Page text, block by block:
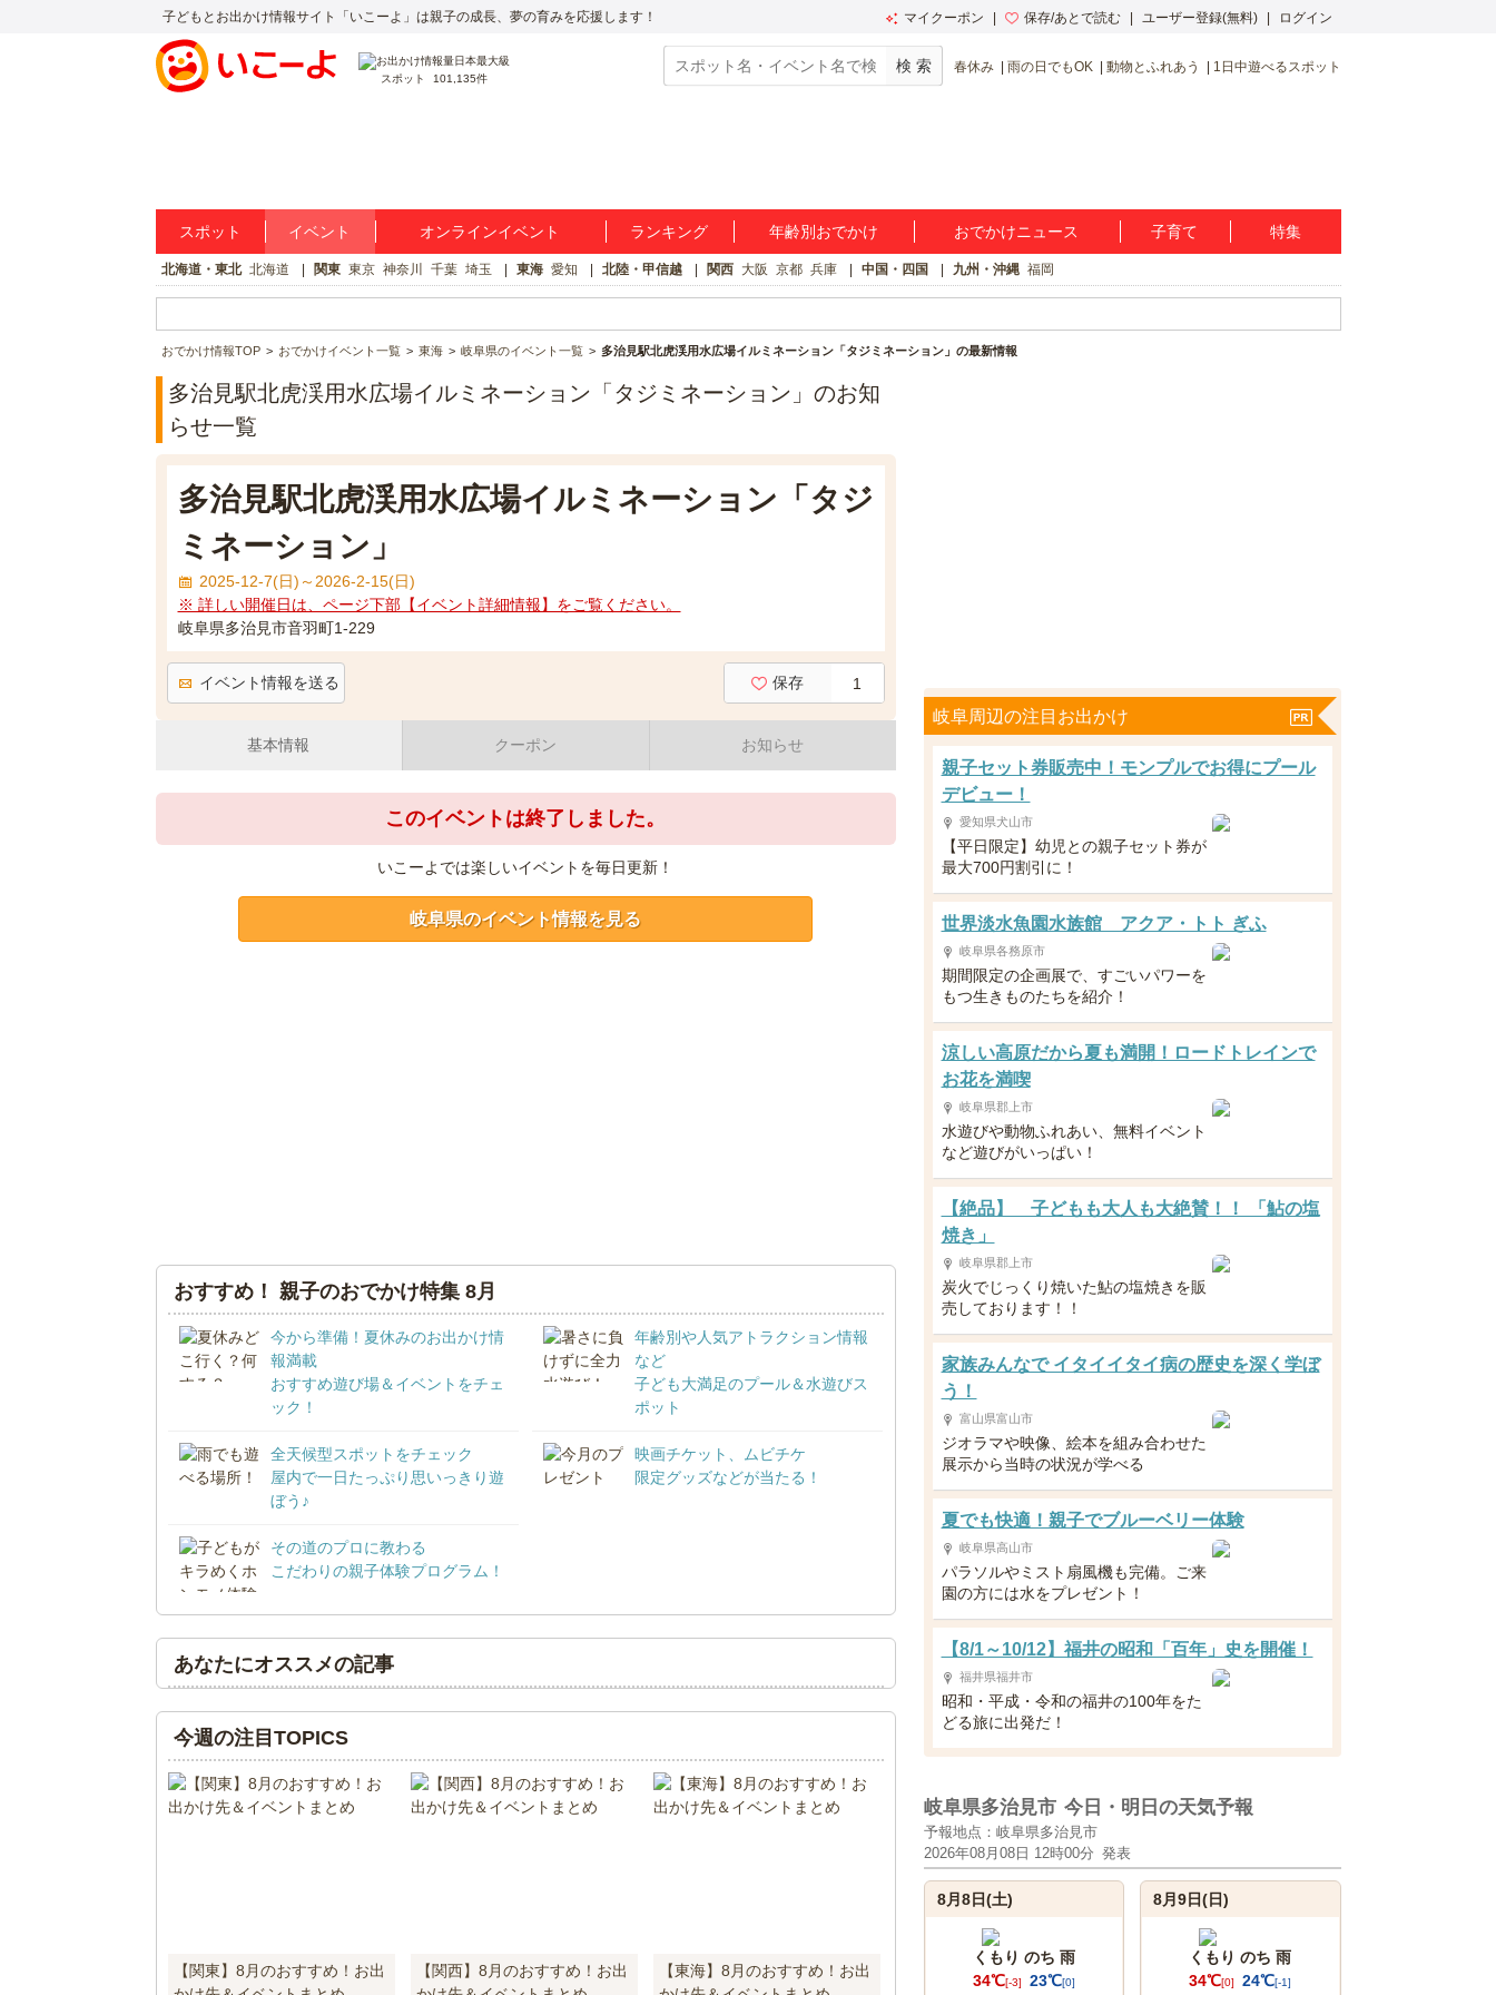
子どもとお出かけ情報サイト「いこーよ」は親子の成長、夢の育みを応援します！ マイクーポン 保存/あとで読む ユーザー登録(無料) ログイン
スポット 101,135件
春休み 雨の日でもOK 動物とふれあう 1日中遊べるスポット
スポット イベント オンラインイベント ランキング 年齢別おでかけ おでかけニュース 子育て 特集
北海道・東北 北海道 関東 東京 神奈川 千葉 埼玉 東海 愛知 北陸・甲信越 関西 大阪 京都 兵庫 中国・四国 九州・沖縄 福岡
おでかけ情報TOP おでかけイベント一覧 東海 岐阜県のイベント一覧 多治見駅北虎渓用水広場イルミネーション「タジミネーション」の最新情報
多治見駅北虎渓用水広場イルミネーション「タジミネーション」のお知
らせ一覧
多治見駅北虎渓用水広場イルミネーション「タジ
ミネーション」
2025-12-7(日)～2026-2-15(日)
※ 詳しい開催日は、ページ下部【イベント詳細情報】をご覧ください。
岐阜県多治見市音羽町1-229
イベント情報を送る 保存 1
基本情報 クーポン お知らせ
このイベントは終了しました。
いこーよでは楽しいイベントを毎日更新！
岐阜県のイベント情報を見る
おすすめ！ 親子のおでかけ特集 8月
今から準備！夏休みのお出かけ情
報満載
おすすめ遊び場＆イベントをチェ
ック！
年齢別や人気アトラクション情報
など
子ども大満足のプール＆水遊びス
ポット
全天候型スポットをチェック
屋内で一日たっぷり思いっきり遊
ぼう♪
映画チケット、ムビチケ
限定グッズなどが当たる！
その道のプロに教わる
こだわりの親子体験プログラム！
あなたにオススメの記事
今週の注目TOPICS
【関東】8月のおすすめ！お出
【関西】8月のおすすめ！お出
【東海】8月のおすすめ！お出
岐阜周辺の注目お出かけ
親子セット券販売中！モンプルでお得にプール
デビュー！
愛知県犬山市
【平日限定】幼児との親子セット券が
最大700円割引に！
世界淡水魚園水族館 アクア・トト ぎふ
岐阜県各務原市
期間限定の企画展で、すごいパワーを
もつ生きものたちを紹介！
涼しい高原だから夏も満開！ロードトレインで
お花を満喫
岐阜県郡上市
水遊びや動物ふれあい、無料イベント
など遊びがいっぱい！
【絶品】 子どもも大人も大絶賛！！ 「鮎の塩
焼き」
岐阜県郡上市
炭火でじっくり焼いた鮎の塩焼きを販
売しております！！
家族みんなで イタイイタイ病の歴史を深く学ぼ
う！
富山県富山市
ジオラマや映像、絵本を組み合わせた
展示から当時の状況が学べる
夏でも快適！親子でブルーベリー体験
岐阜県高山市
パラソルやミスト扇風機も完備。ご来
園の方には水をプレゼント！
【8/1～10/12】福井の昭和「百年」史を開催！
福井県福井市
昭和・平成・令和の福井の100年をた
どる旅に出発だ！
岐阜県多治見市 今日・明日の天気予報
予報地点：岐阜県多治見市
2026年08月08日 12時00分 発表
8月8日(土)
くもり のち 雨
34℃[-3] 23℃[0]
8月9日(日)
くもり のち 雨
34℃[0] 24℃[-1]